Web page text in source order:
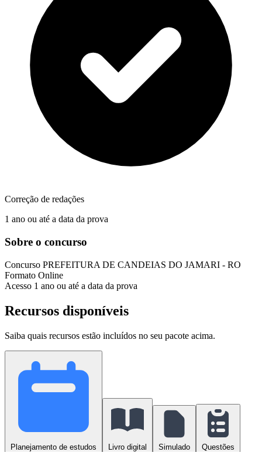
Correção de redações
1 ano ou até a data da prova
Sobre o concurso
Concurso PREFEITURA DE CANDEIAS DO JAMARI - RO
Formato Online
Acesso 1 ano ou até a data da prova
Recursos disponíveis
Saiba quais recursos estão incluídos no seu pacote acima.
Planejamento de estudos Livro digital Simulado Questões